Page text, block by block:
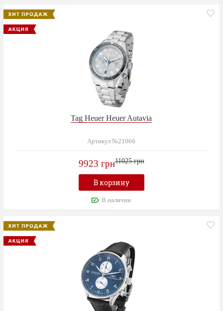
Tag Heuer Heuer Autavia
Артикул №21066
9923 грн11025 грн
В корзину
В наличии